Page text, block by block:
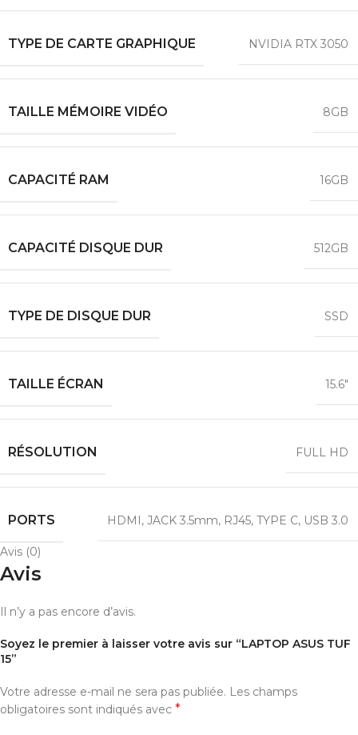
TYPE DE CARTE GRAPHIQUE NVIDIA RTX 3050
TAILLE MÉMOIRE VIDÉO 8GB
CAPACITÉ RAM 16GB
CAPACITÉ DISQUE DUR 512GB
TYPE DE DISQUE DUR SSD
TAILLE ÉCRAN 15.6″
RÉSOLUTION FULL HD
PORTS HDMI, JACK 3.5mm, RJ45, TYPE C, USB 3.0
Avis (0)
Avis
Il n’y a pas encore d’avis.
Soyez le premier à laisser votre avis sur “LAPTOP ASUS TUF
15”
Votre adresse e-mail ne sera pas publiée. Les champs
obligatoires sont indiqués avec *